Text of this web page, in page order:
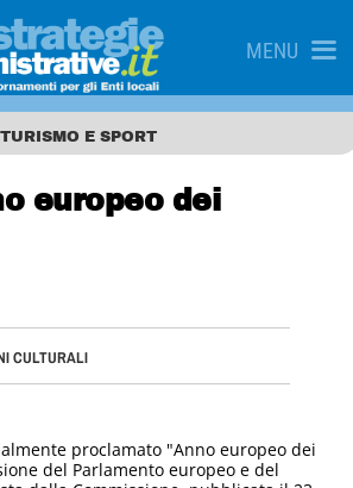
MENU
E SPORT
europeo dei
CULTURALI
proclamato "Anno europeo dei
del Parlamento europeo e del